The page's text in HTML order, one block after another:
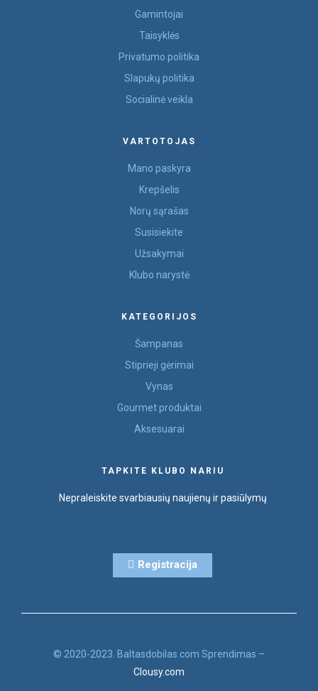
Gamintojai
Taisyklės
Privatumo politika
Slapukų politika
Socialinė veikla
VARTOTOJAS
Mano paskyra
Krepšelis
Norų sąrašas
Susisiekite
Užsakymai
Klubo narystė
KATEGORIJOS
Šampanas
Stiprieji gėrimai
Vynas
Gourmet produktai
Aksesuarai
TAPKITE KLUBO NARIU
Nepraleiskite svarbiausių naujienų ir pasiūlymų
Registracija
© 2020-2023. Baltasdobilas.com Sprendimas –
Clousy.com